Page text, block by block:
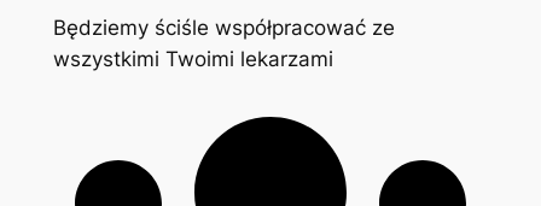
Będziemy ściśle współpracować ze
wszystkimi Twoimi lekarzami